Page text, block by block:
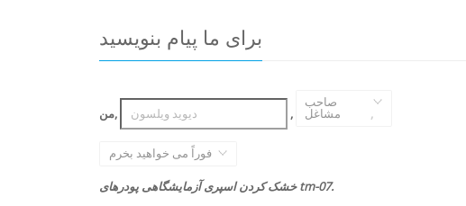
برای ما پیام بنویسید
من, ,
صاحب
مشاغل ,
فوراً می خواهید بخرم
خشک کردن اسپری آزمایشگاهی پودرهای tm-07.